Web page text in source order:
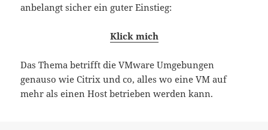
anbelangt sicher ein guter Einstieg:
Klick mich
Das Thema betrifft die VMware Umgebungen
genauso wie Citrix und co, alles wo eine VM auf
mehr als einen Host betrieben werden kann.